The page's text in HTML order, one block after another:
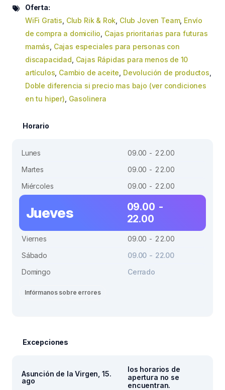
Oferta:
WiFi Gratis Club Rik & Rok Club Joven Team, Envío
de compra a domicilio Cajas prioritarias para futuras
mamás Cajas especiales para personas con
discapacidad Cajas Rápidas para menos de 10
artículos Cambio de aceite Devolución de productos
Doble diferencia si precio mas bajo (ver condiciones
en tu hiper) Gasolinera
Horario
Lunes
09.00 - 22.00
Martes
09.00 - 22.00
Miércoles
09.00 - 22.00
Jueves
09.00 -
22.00
Viernes
09.00 - 22.00
Sábado
09.00 - 22.00
Domingo
Cerrado
Infórmanos sobre errores
Excepciones
Asunción de la Virgen, 15.
ago
los horarios de
apertura no se
encuentran.